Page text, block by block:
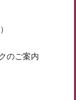
のご案内